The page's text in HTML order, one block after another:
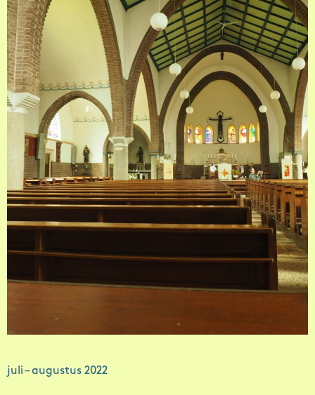
juli – augustus 2022